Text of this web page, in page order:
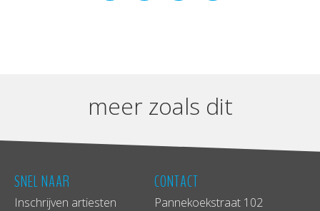
meer zoals dit
SNEL NAAR
Inschrijven artiesten
CONTACT
Pannekoekstraat 102